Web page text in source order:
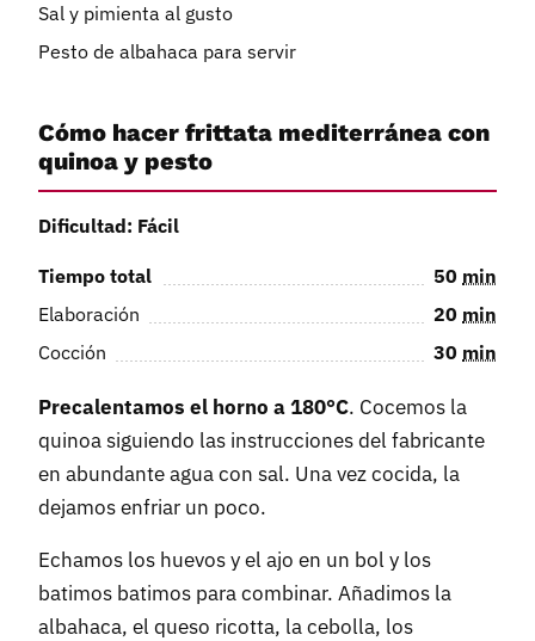
Sal y pimienta al gusto
Pesto de albahaca para servir
Cómo hacer frittata mediterránea con
quinoa y pesto
Dificultad: Fácil
Tiempo total 50 min
Elaboración
20 min
Cocción
30 min
Precalentamos el horno a 180°C. Cocemos la
quinoa siguiendo las instrucciones del fabricante
en abundante agua con sal. Una vez cocida, la
dejamos enfriar un poco.
Echamos los huevos y el ajo en un bol y los
batimos batimos para combinar. Añadimos la
albahaca, el queso ricotta, la cebolla, los